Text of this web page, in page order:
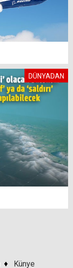
DÜNYADAN
♦ Künye